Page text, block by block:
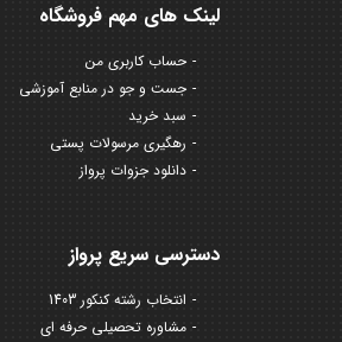
لینک های مهم فروشگاه
حساب کاربری من
جست و جو در منابع آموزشی
سبد خرید
رهگیری مرسولات پستی
دانلود جزوات پرواز
دسترسی سریع پرواز
انتخاب رشته کنکور 1403
مشاوره تحصیلی حرفه ای